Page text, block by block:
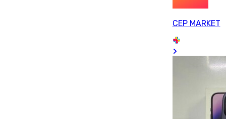
CEP MARKET